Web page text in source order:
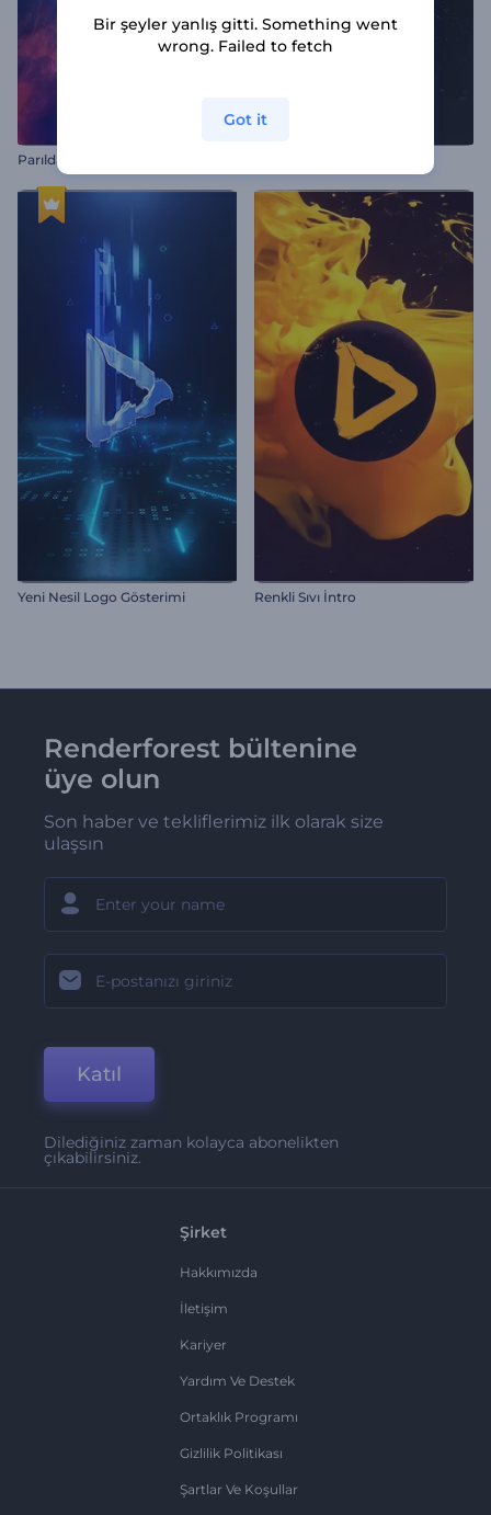
Yeni Nesil Logo Gösterimi Renkli Sıvı İntro
Renderforest bültenine
üye olun
Son haber ve tekliflerimiz ilk olarak size
ulaşsın
Katıl
Dilediğiniz zaman kolayca abonelikten
çıkabilirsiniz.
Şirket
Hakkımızda
İletişim
Kariyer
Yardım Ve Destek
Ortaklık Programı
Gizlilik Politikası
Şartlar Ve Koşullar
Bir şeyler yanlış gitti. Something went
wrong. Failed to fetch
Got it